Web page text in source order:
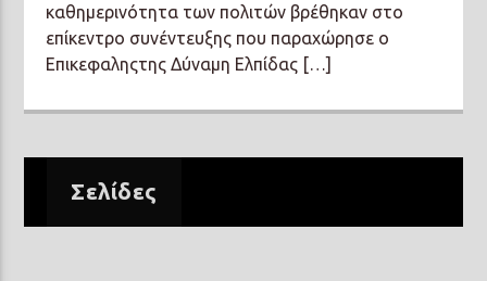
καθημερινότητα των πολιτών βρέθηκαν στο
επίκεντρο συνέντευξης που παραχώρησε ο
Επικεφαληςτης Δύναμη Ελπίδας […]
Σελίδες